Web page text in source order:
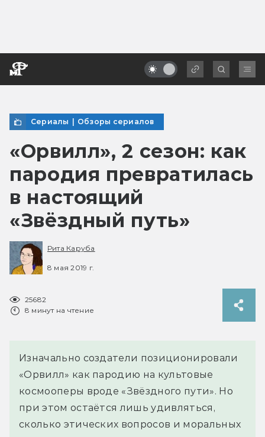
Сериалы | Обзоры сериалов
«Орвилл», 2 сезон: как
пародия превратилась
в настоящий
«Звёздный путь»
Рита Каруба
8 мая 2019 г.
25682
8 минут на чтение
Изначально создатели позиционировали
«Орвилл» как пародию на культовые
космооперы вроде «Звёздного пути». Но
при этом остаётся лишь удивляться,
сколько этических вопросов и моральных